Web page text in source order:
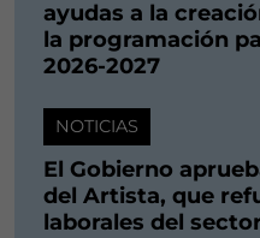
ayudas a la
la programación
2026-2027
NOTICIAS
El Gobierno
del Artista, que
laborales del